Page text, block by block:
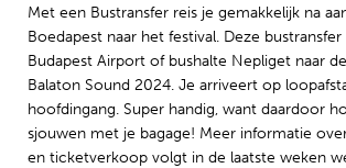
Festivalnieuws
Contact
Mijn account
Met een Bustransfer reis je gemakkelijk na
Boedapest naar het festival. Deze
Budapest Airport of bushalte Nepliget naar
Balaton Sound 2024. Je arriveert op
hoofdingang. Super handig, want daardoor
sjouwen met je bagage! Meer informatie
en ticketverkoop volgt in de laatste weken